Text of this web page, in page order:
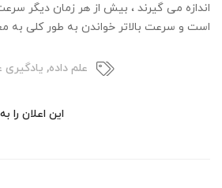
اندازه می گیرند ، بیش از هر زمان دیگر
است و سرعت بالاتر خواندن به طور کلی به
علم داده,
این اعلان را